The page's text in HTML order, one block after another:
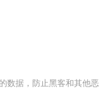
数据，防止黑客和其他恶